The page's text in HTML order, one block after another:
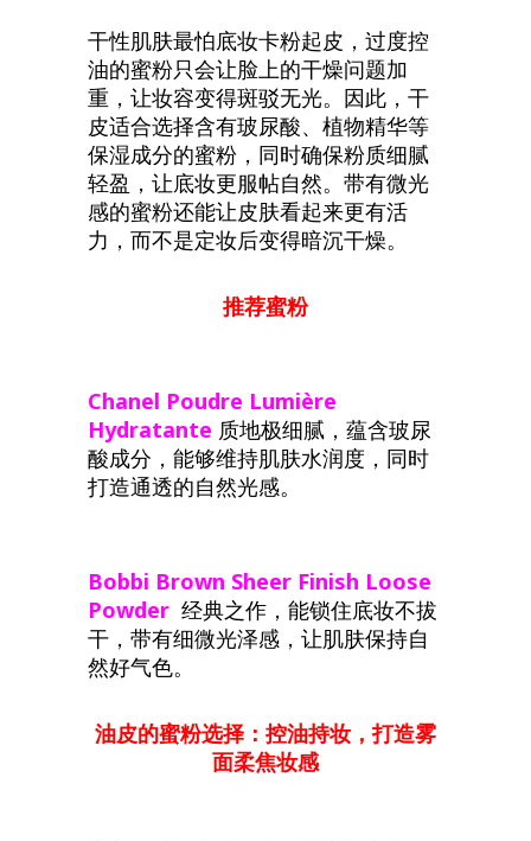
干性肌肤最怕底妆卡粉起皮，过度控
油的蜜粉只会让脸上的干燥问题加
重，让妆容变得斑驳无光。因此，干
皮适合选择含有玻尿酸、植物精华等
保湿成分的蜜粉，同时确保粉质细腻
轻盈，让底妆更服帖自然。带有微光
感的蜜粉还能让皮肤看起来更有活
力，而不是定妆后变得暗沉干燥。
推荐蜜粉
Chanel Poudre Lumière
Hydratante 质地极细腻，蕴含玻尿
酸成分，能够维持肌肤水润度，同时
打造通透的自然光感。
Bobbi Brown Sheer Finish Loose
Powder 经典之作，能锁住底妆不拔
干，带有细微光泽感，让肌肤保持自
然好气色。
油皮的蜜粉选择：控油持妆，打造雾
面柔焦妆感